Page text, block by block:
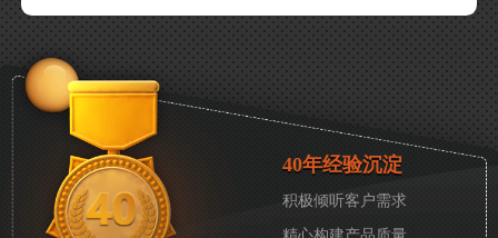
40年经验沉淀
积极倾听客户需求
精心构建产品质量